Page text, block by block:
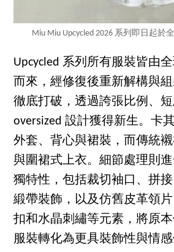
Miu Miu Upcycled 2026 系列即日起於
Upcycled 系列所有服裝皆由
而來，經修復後重新解構與
徹底打破，透過誇張比例、
oversized 設計獲得新生。卡
外套、背心與裙裝，而傳統
與圍裙式上衣。細節處理則
獨特性，包括裁切袖口、拼
緞帶裝飾，以及仿舊皮革領
扣和水晶刺繡等元素，將原
服裝轉化為更具裝飾性與情